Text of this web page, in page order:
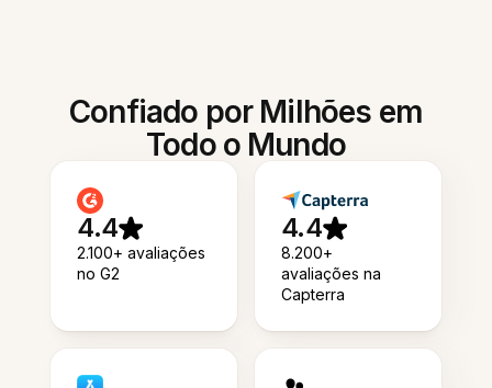
Confiado por Milhões em
Todo o Mundo
4.4
2.100+ avaliações
no G2
4.4
8.200+
avaliações na
Capterra